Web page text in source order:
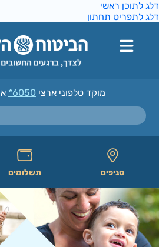
לתוכן ראשי
לתפריט תחתון
מוקד טלפוני ארצי*6050או
סניפים תשלומים